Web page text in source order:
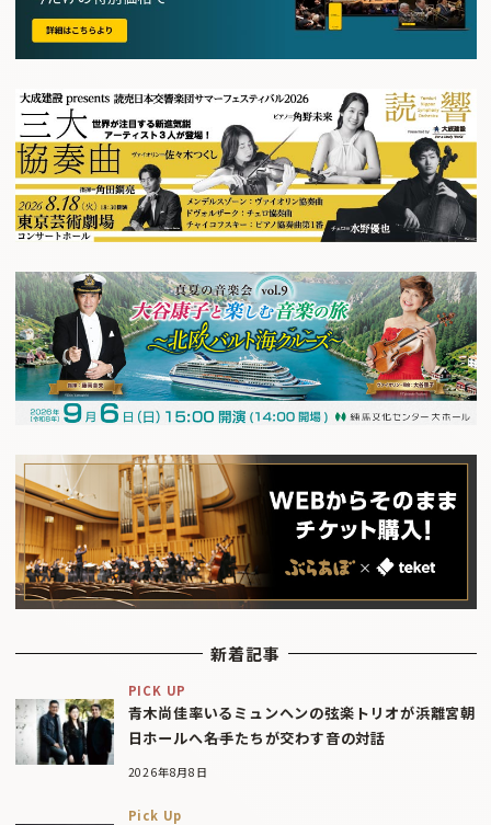
新着記事
PICK UP
青木尚佳率いるミュンヘンの弦楽トリオが浜離宮朝
日ホールへ――名手たちが交わす音の対話
2026年8月8日
Pick Up